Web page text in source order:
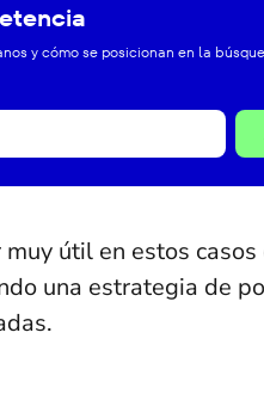
y cómo se posicionan en la
útil en estos
una estrategia de